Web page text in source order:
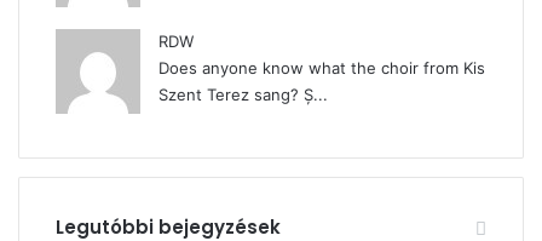
RDW
Does anyone know what the choir from Kis
Szent Terez sang? Ș...
Legutóbbi bejegyzések